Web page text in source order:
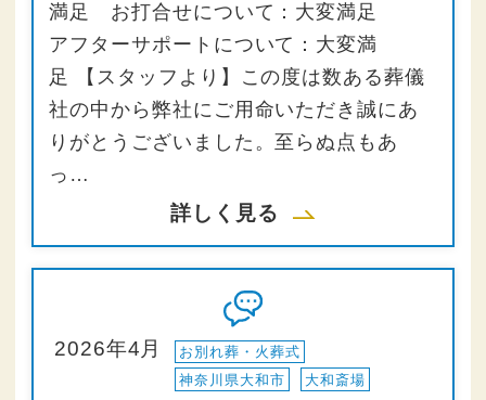
満足 お打合せについて：大変満足
アフターサポートについて：大変満
足 【スタッフより】この度は数ある葬儀
社の中から弊社にご用命いただき誠にあ
りがとうございました。至らぬ点もあ
っ…
詳しく見る
2026年4月
お別れ葬・火葬式
神奈川県大和市
大和斎場